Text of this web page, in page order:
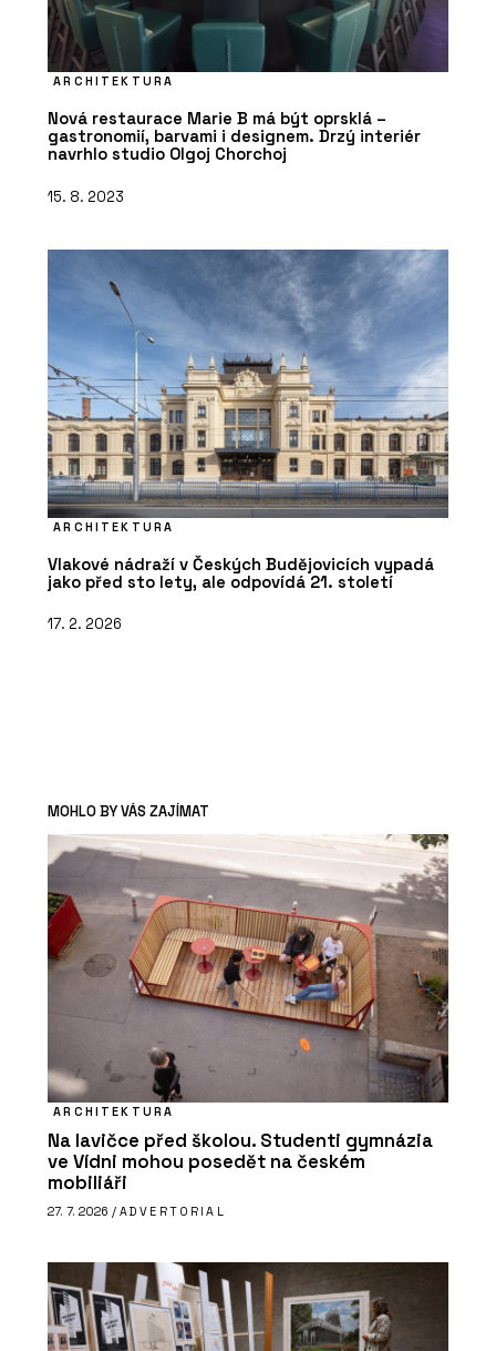
ARCHITEKTURA
Nová restaurace Marie B má být oprsklá –
gastronomií, barvami i designem. Drzý interiér
navrhlo studio Olgoj Chorchoj
15. 8. 2023
ARCHITEKTURA
Vlakové nádraží v Českých Budějovicích vypadá
jako před sto lety, ale odpovídá 21. století
17. 2. 2026
MOHLO BY VÁS ZAJÍMAT
ARCHITEKTURA
Na lavičce před školou. Studenti gymnázia
ve Vídni mohou posedět na českém
mobiliáři
27. 7. 2026 / ADVERTORIAL